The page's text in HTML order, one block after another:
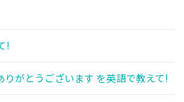
!
がとうございます を英語で教えて!